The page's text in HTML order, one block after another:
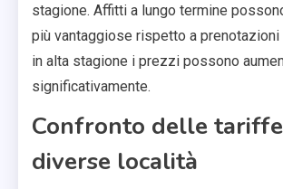
stagione. Affitti a lungo termine
più vantaggiose rispetto a prenotazioni
in alta stagione i prezzi possono
significativamente.
Confronto delle
diverse località